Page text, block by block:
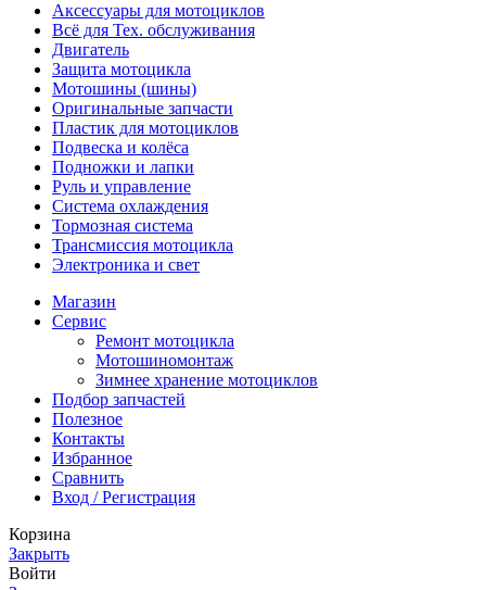
Аксессуары для мотоциклов
Всё для Тех. обслуживания
Двигатель
Защита мотоцикла
Мотошины (шины)
Оригинальные запчасти
Пластик для мотоциклов
Подвеска и колёса
Подножки и лапки
Руль и управление
Система охлаждения
Тормозная система
Трансмиссия мотоцикла
Электроника и свет
Магазин
Сервис
Ремонт мотоцикла
Мотошиномонтаж
Зимнее хранение мотоциклов
Подбор запчастей
Полезное
Контакты
Избранное
Сравнить
Вход / Регистрация
Корзина
Закрыть
Войти